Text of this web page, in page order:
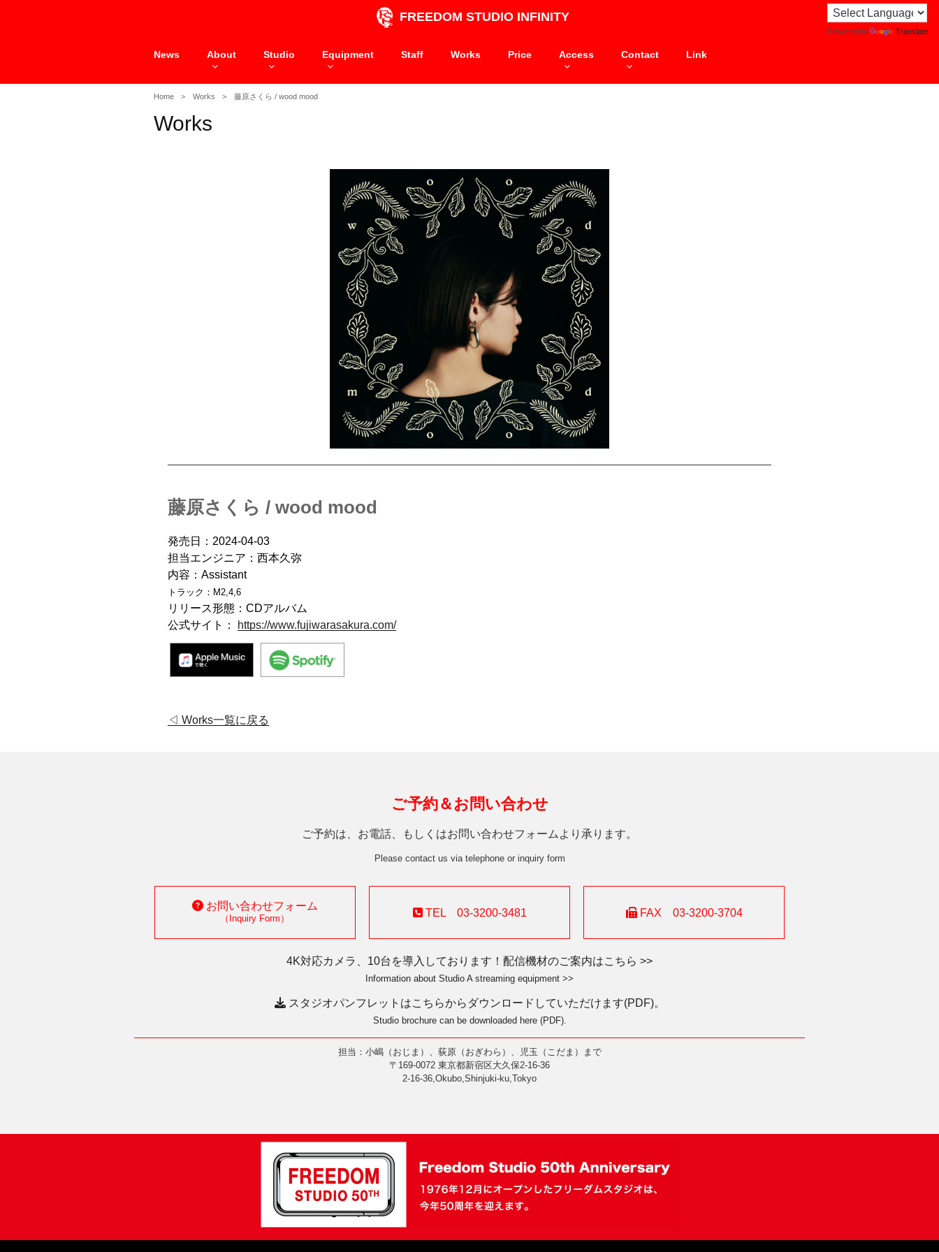
FREEDOM STUDIO INFINITY
Powered by Translate
News About Studio Equipment Staff Works Price Access Contact Link
Home Works 藤原さくら / wood mood
Works
藤原さくら / wood mood
発売日：2024-04-03
担当エンジニア：西本久弥
内容：Assistant
トラック：M2,4,6
リリース形態：CDアルバム
公式サイト：
https://www.fujiwarasakura.com/
◁ Works一覧に戻る
ご予約＆お問い合わせ
ご予約は、お電話、もしくはお問い合わせフォームより承ります。
Please contact us via telephone or inquiry form
お問い合わせフォーム
（Inquiry Form） TEL 03-3200-3481 FAX 03-3200-3704
4K対応カメラ、10台を導入しております！配信機材のご案内はこちら >>
Information about Studio A streaming equipment >>
スタジオパンフレットはこちらからダウンロードしていただけます(PDF)。
Studio brochure can be downloaded here (PDF).
担当：小嶋（おじま）、荻原（おぎわら）、児玉（こだま）まで
〒169-0072 東京都新宿区大久保2-16-36
2-16-36,Okubo,Shinjuki-ku,Tokyo